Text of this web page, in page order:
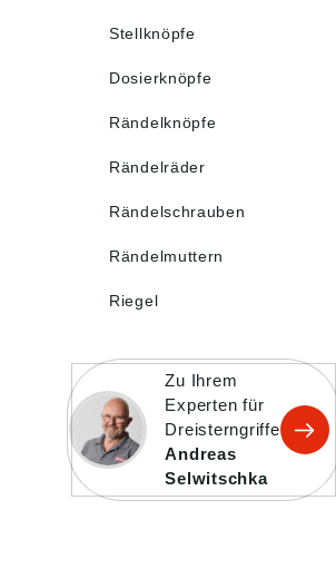
Stellknöpfe
Dosierknöpfe
Rändelknöpfe
Rändelräder
Rändelschrauben
Rändelmuttern
Riegel
Zu Ihrem
Experten für
Dreisterngriffe
Andreas
Selwitschka